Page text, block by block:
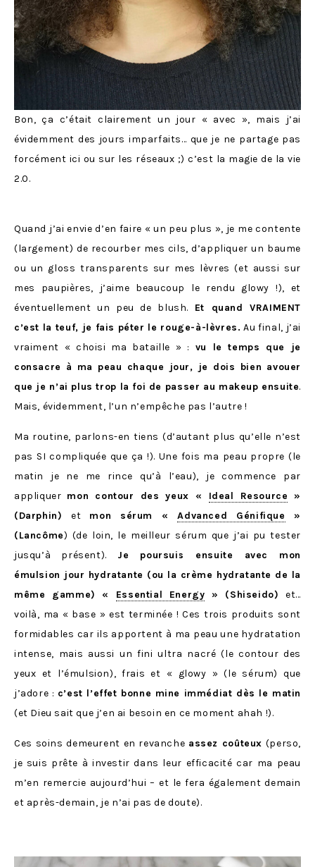
Bon, ça c’était clairement un jour « avec », mais j’ai
évidemment des jours imparfaits… que je ne partage pas
forcément ici ou sur les réseaux ;) c’est la magie de la vie
2.0.
Quand j’ai envie d’en faire « un peu plus », je me contente
(largement) de recourber mes cils, d’appliquer un baume
ou un gloss transparents sur mes lèvres (et aussi sur
mes paupières, j’aime beaucoup le rendu glowy !), et
éventuellement un peu de blush. Et quand VRAIMENT
c’est la teuf, je fais péter le rouge-à-lèvres. Au final, j’ai
vraiment « choisi ma bataille » : vu le temps que je
consacre à ma peau chaque jour, je dois bien avouer
que je n’ai plus trop la foi de passer au makeup ensuite.
Mais, évidemment, l’un n’empêche pas l’autre !
Ma routine, parlons-en tiens (d’autant plus qu’elle n’est
pas SI compliquée que ça !). Une fois ma peau propre (le
matin je ne me rince qu’à l’eau), je commence par
appliquer mon contour des yeux « Ideal Resource »
(Darphin)et mon sérum «Advanced Génifique »
(Lancôme) (de loin, le meilleur sérum que j’ai pu tester
jusqu’à présent). Je poursuis ensuite avec mon
émulsion jour hydratante (ou la crème hydratante de la
même gamme) « Essential Energy » (Shiseido)et…
voilà, ma « base » est terminée ! Ces trois produits sont
formidables car ils apportent à ma peau une hydratation
intense, mais aussi un fini ultra nacré (le contour des
yeux et l’émulsion), frais et « glowy » (le sérum) que
j’adore : c’est l’effet bonne mine immédiat dès le matin
(et Dieu sait que j’en ai besoin en ce moment ahah !).
Ces soins demeurent en revanche assez coûteux (perso,
je suis prête à investir dans leur efficacité car ma peau
m’en remercie aujourd’hui – et le fera également demain
et après-demain, je n’ai pas de doute).